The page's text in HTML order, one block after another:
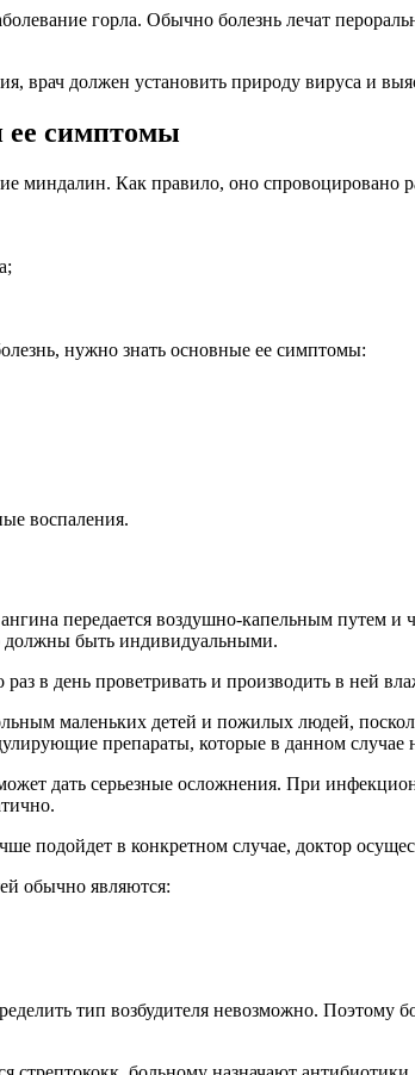
горла. Обычно болезнь лечат
врач должен установить природу вируса и
ее симптомы
миндалин. Как правило, оно
нужно знать основные ее симптомы:
воспаления.
передается воздушно-капельным путем и
должны быть индивидуальными.
в день проветривать и производить в ней
маленьких детей и пожилых людей,
препараты, которые в данном случае
дать серьезные осложнения. При
подойдет в конкретном случае, доктор
обычно являются:
тип возбудителя невозможно.